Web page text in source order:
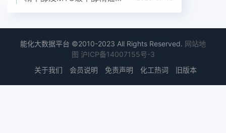
天津大学,2007..齐薇等煤化工制聚烯烃产业形势分
析.●23●乙烯生产能力将达到10903万Va,需求将达
到2013年,全球聚丙烯产能将达6875万Va,产量10
066万Va。5738万Va,开工率83.7% ,需求5 738万
Va"。1.1.2 世界聚丙烯产能及消费预测未来世界聚丙
能化大数据平台 ©2010-2023 All Rights Reserved. 网站地
图 沪ICP备14007155号-3
关于我们
会员说明 免责声明 化工热词 旧版本